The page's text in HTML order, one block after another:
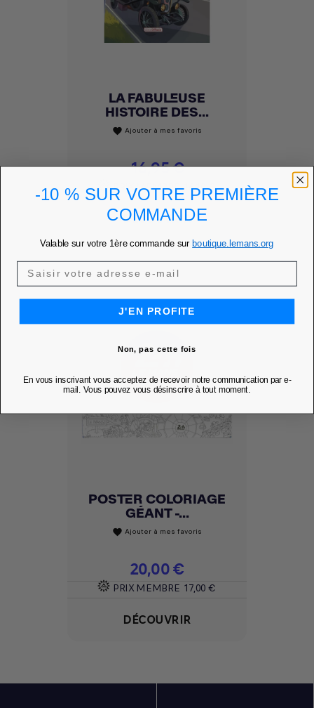
LA FABULEUSE
HISTOIRE DES...
favorite Ajouter à mes favoris
Prix
16,95 €
PRIX MEMBRE 16,10 €
DÉCOUVRIR
POSTER COLORIAGE
GÉANT -...
favorite Ajouter à mes favoris
Prix
20,00 €
PRIX MEMBRE 17,00 €
DÉCOUVRIR
-10 % SUR VOTRE PREMIÈRE
COMMANDE
Valable sur votre 1ère commande sur boutique.lemans.org
J'EN PROFITE
Non, pas cette fois
En vous inscrivant vous acceptez de recevoir notre communication par e-
mail. Vous pouvez vous désinscrire à tout moment.